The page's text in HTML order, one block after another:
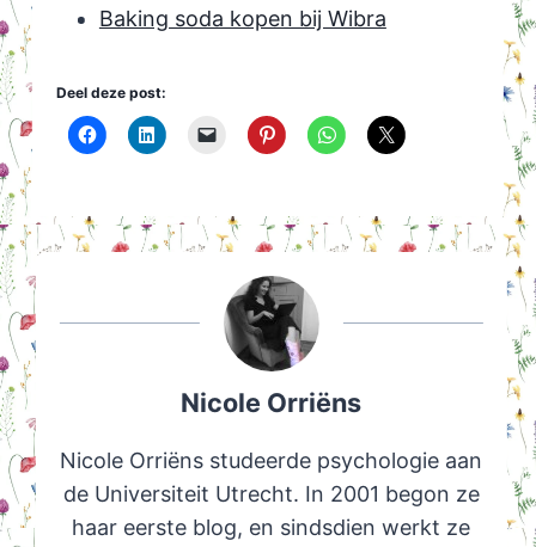
Baking soda kopen bij Wibra
Deel deze post:
Nicole Orriëns
Nicole Orriëns studeerde psychologie aan
de Universiteit Utrecht. In 2001 begon ze
haar eerste blog, en sindsdien werkt ze